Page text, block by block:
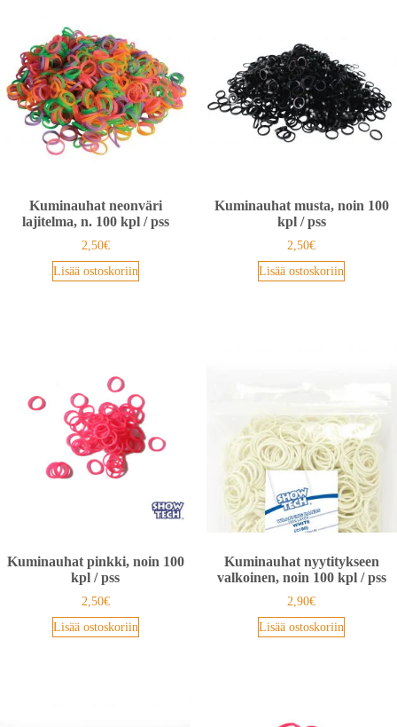
Kuminauhat neonväri
lajitelma, n. 100 kpl / pss
2,50€
Lisää ostoskoriin
Kuminauhat musta, noin 100
kpl / pss
2,50€
Lisää ostoskoriin
Kuminauhat pinkki, noin 100
kpl / pss
2,50€
Lisää ostoskoriin
Kuminauhat nyytitykseen
valkoinen, noin 100 kpl / pss
2,90€
Lisää ostoskoriin